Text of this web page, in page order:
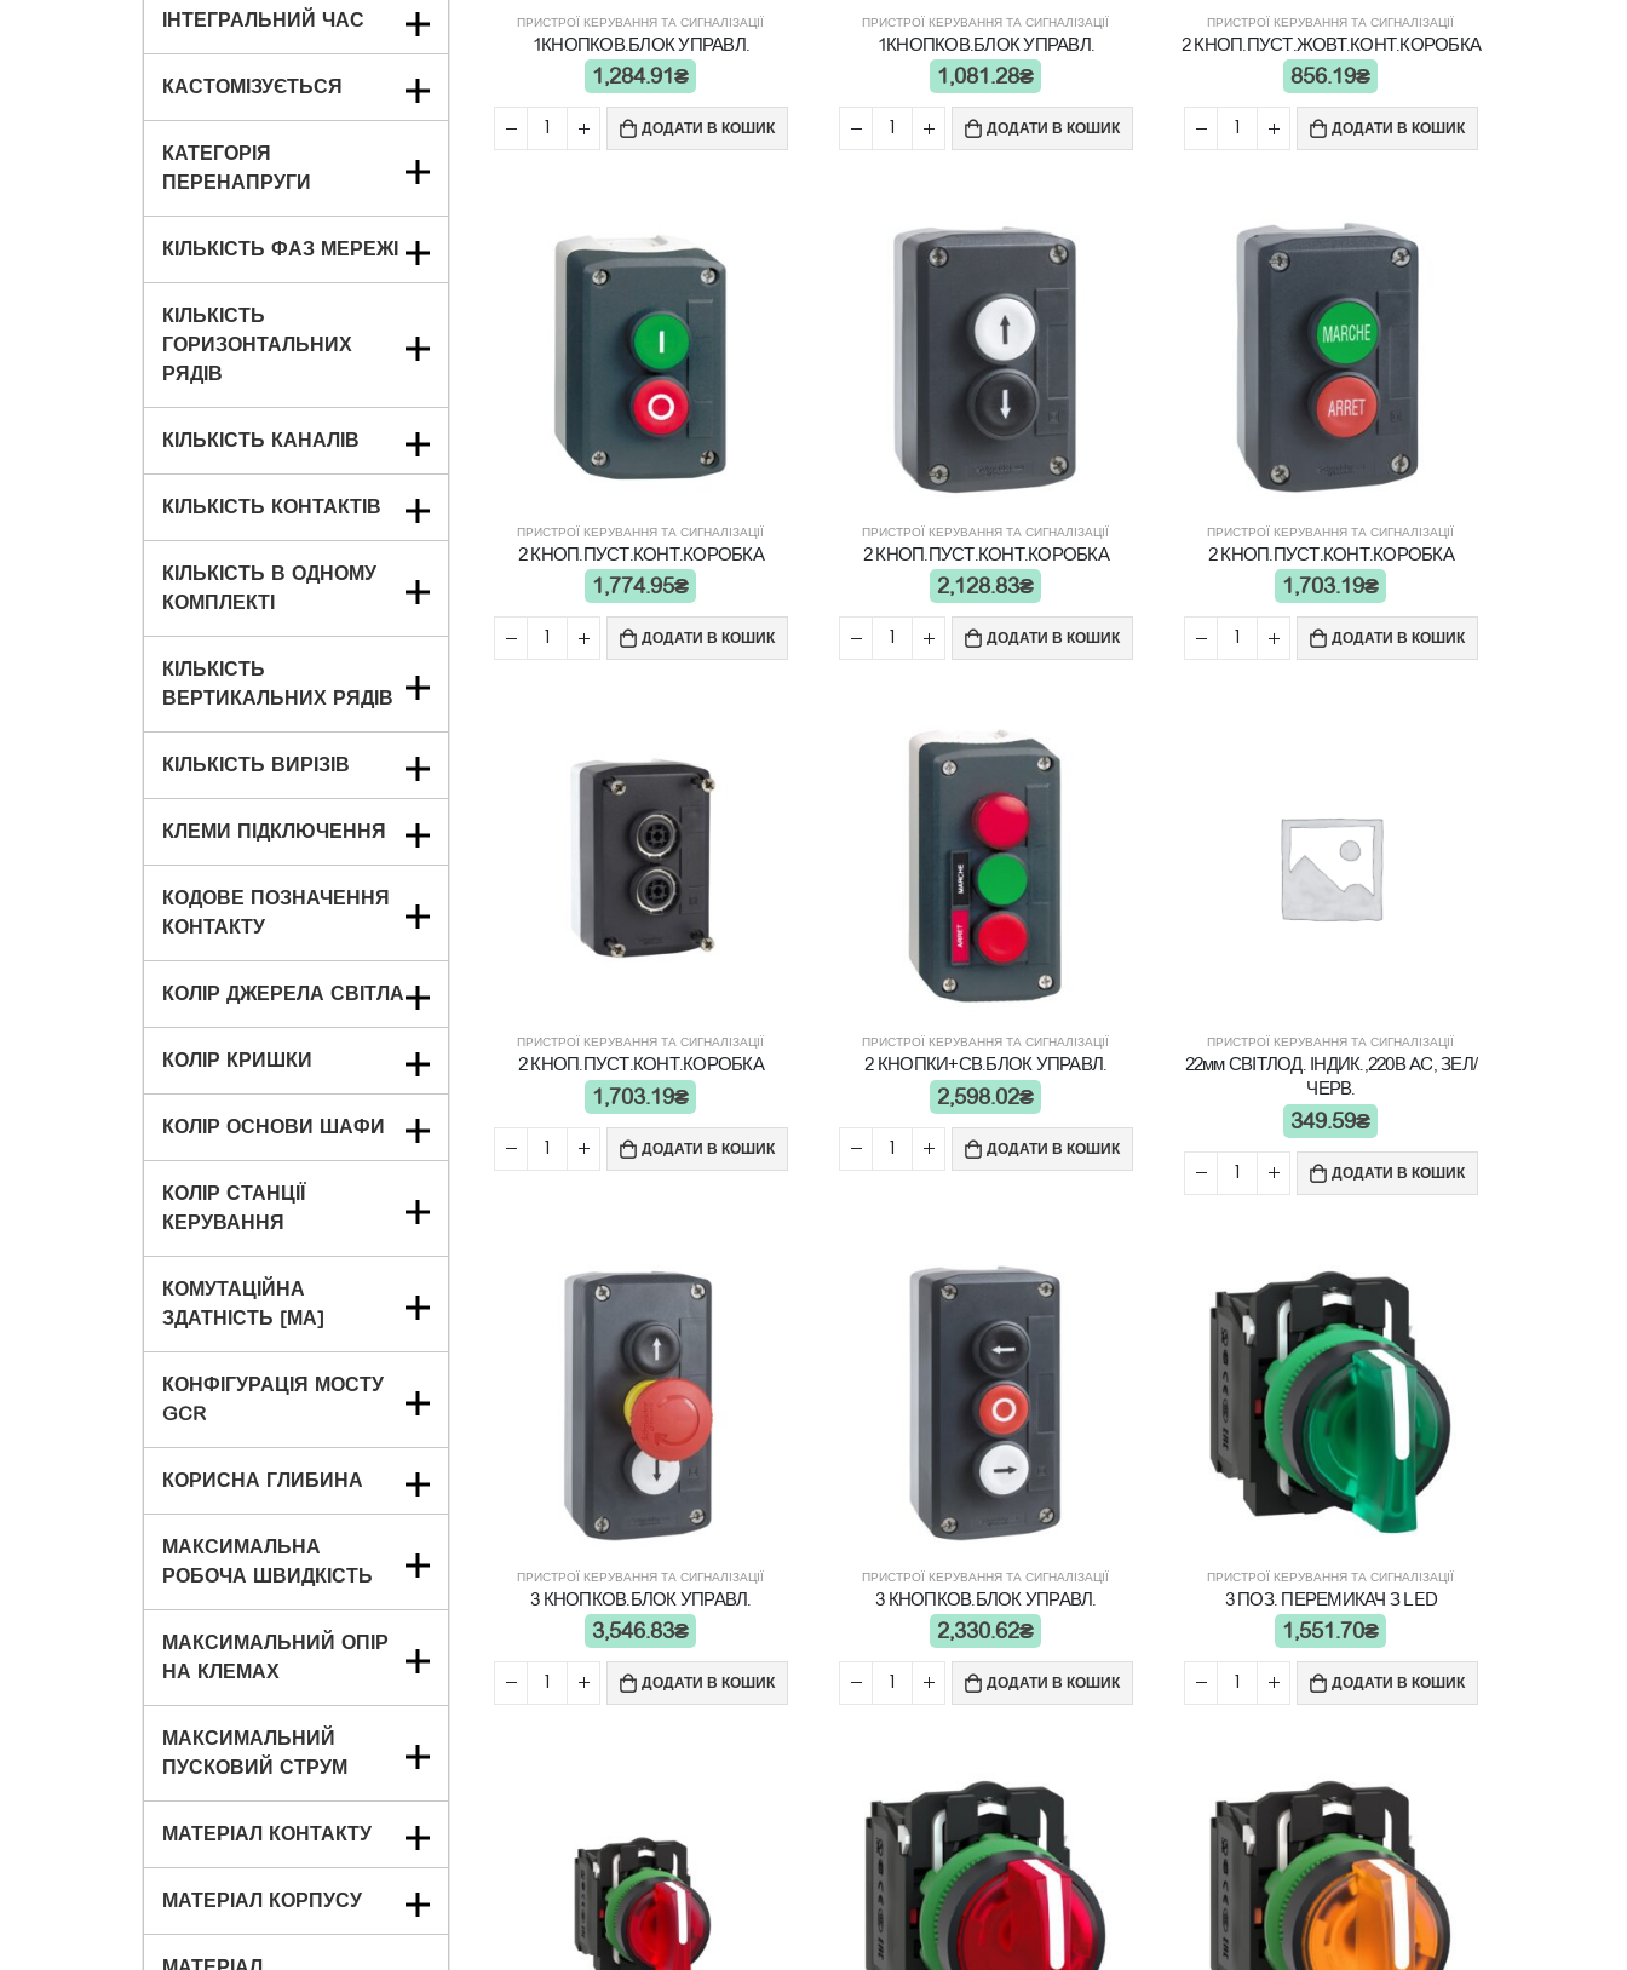
ПРИСТРОЇ КЕРУВАННЯ ТА СИГНАЛІЗАЦІЇ
1КНОПКОВ.БЛОК УПРАВЛ.
1,284.91₴
ДОДАТИ В КОШИК
ПРИСТРОЇ КЕРУВАННЯ ТА СИГНАЛІЗАЦІЇ
1КНОПКОВ.БЛОК УПРАВЛ.
1,081.28₴
ДОДАТИ В КОШИК
ПРИСТРОЇ КЕРУВАННЯ ТА СИГНАЛІЗАЦІЇ
2 КНОП.ПУСТ.ЖОВТ.КОНТ.КОРОБКА
856.19₴
ДОДАТИ В КОШИК
ПРИСТРОЇ КЕРУВАННЯ ТА СИГНАЛІЗАЦІЇ
2 КНОП.ПУСТ.КОНТ.КОРОБКА
1,774.95₴
ДОДАТИ В КОШИК
ПРИСТРОЇ КЕРУВАННЯ ТА СИГНАЛІЗАЦІЇ
2 КНОП.ПУСТ.КОНТ.КОРОБКА
2,128.83₴
ДОДАТИ В КОШИК
ПРИСТРОЇ КЕРУВАННЯ ТА СИГНАЛІЗАЦІЇ
2 КНОП.ПУСТ.КОНТ.КОРОБКА
1,703.19₴
ДОДАТИ В КОШИК
ПРИСТРОЇ КЕРУВАННЯ ТА СИГНАЛІЗАЦІЇ
2 КНОП.ПУСТ.КОНТ.КОРОБКА
1,703.19₴
ДОДАТИ В КОШИК
ПРИСТРОЇ КЕРУВАННЯ ТА СИГНАЛІЗАЦІЇ
2 КНОПКИ+СВ.БЛОК УПРАВЛ.
2,598.02₴
ДОДАТИ В КОШИК
ПРИСТРОЇ КЕРУВАННЯ ТА СИГНАЛІЗАЦІЇ
22мм СВІТЛОД. ІНДИК.,220В AC, ЗЕЛ/
ЧЕРВ.
349.59₴
ДОДАТИ В КОШИК
ПРИСТРОЇ КЕРУВАННЯ ТА СИГНАЛІЗАЦІЇ
3 КНОПКОВ.БЛОК УПРАВЛ.
3,546.83₴
ДОДАТИ В КОШИК
ПРИСТРОЇ КЕРУВАННЯ ТА СИГНАЛІЗАЦІЇ
3 КНОПКОВ.БЛОК УПРАВЛ.
2,330.62₴
ДОДАТИ В КОШИК
ПРИСТРОЇ КЕРУВАННЯ ТА СИГНАЛІЗАЦІЇ
3 ПОЗ. ПЕРЕМИКАЧ З LED
1,551.70₴
ДОДАТИ В КОШИК
ІНТЕГРАЛЬНИЙ ЧАС
КАСТОМІЗУЄТЬСЯ
КАТЕГОРІЯ
ПЕРЕНАПРУГИ
КІЛЬКІСТЬ ФАЗ МЕРЕЖІ
КІЛЬКІСТЬ
ГОРИЗОНТАЛЬНИХ
РЯДІВ
КІЛЬКІСТЬ КАНАЛІВ
КІЛЬКІСТЬ КОНТАКТІВ
КІЛЬКІСТЬ В ОДНОМУ
КОМПЛЕКТІ
КІЛЬКІСТЬ
ВЕРТИКАЛЬНИХ РЯДІВ
КІЛЬКІСТЬ ВИРІЗІВ
КЛЕМИ ПІДКЛЮЧЕННЯ
КОДОВЕ ПОЗНАЧЕННЯ
КОНТАКТУ
КОЛІР ДЖЕРЕЛА СВІТЛА
КОЛІР КРИШКИ
КОЛІР ОСНОВИ ШАФИ
КОЛІР СТАНЦІЇ
КЕРУВАННЯ
КОМУТАЦІЙНА
ЗДАТНІСТЬ [МА]
КОНФІГУРАЦІЯ МОСТУ
GCR
КОРИСНА ГЛИБИНА
МАКСИМАЛЬНА
РОБОЧА ШВИДКІСТЬ
МАКСИМАЛЬНИЙ ОПІР
НА КЛЕМАХ
МАКСИМАЛЬНИЙ
ПУСКОВИЙ СТРУМ
МАТЕРІАЛ КОНТАКТУ
МАТЕРІАЛ КОРПУСУ